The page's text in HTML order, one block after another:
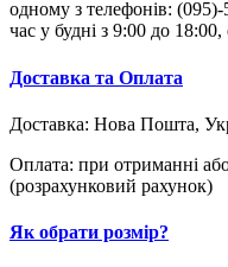
одному з телефонів:
час у будні з 9:00 до 18:00,
Доставка та Оплата
Доставка: Нова Пошта,
Оплата: при отриманні
(розрахунковий рахунок)
Як обрати розмір?